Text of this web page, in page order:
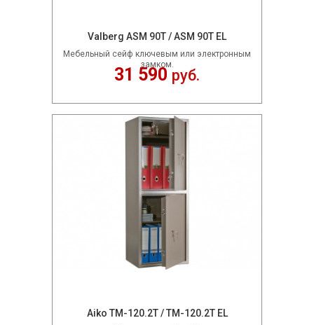
Valberg ASM 90T / ASM 90T EL
Мебельный сейф ключевым или электронным
замком.
31 590 руб.
Aiko TM-120.2T / TM-120.2T EL